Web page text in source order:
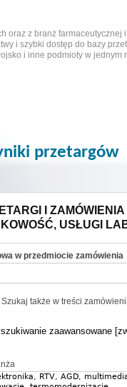
oraz z branż farmaceutycznej
i szybki dostęp do bazy
i inne podmioty w jednym
przetargów
I
USŁUGI
w przedmiocie zamówienia
Szukaj także w treści
zaawansowane